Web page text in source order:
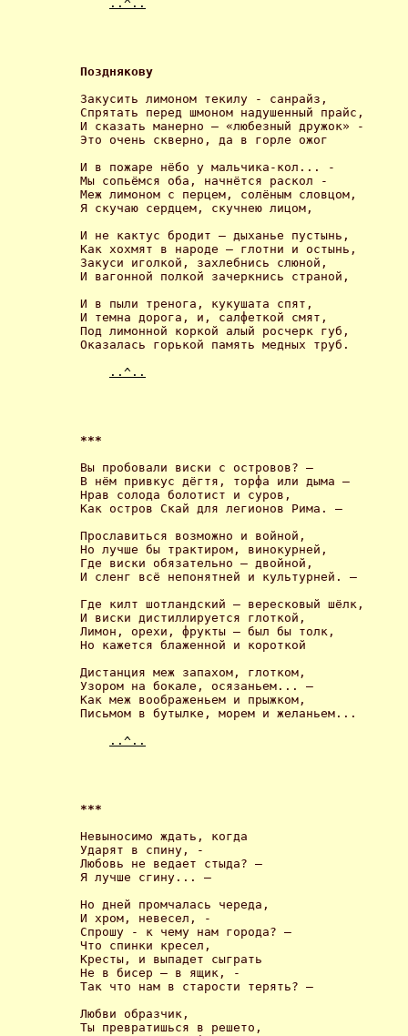
..^..
Позднякову
Закусить лимоном текилу - санрайз,
Спрятать перед шмоном надушенный прайс,
И сказать манерно – «любезный дружок» -
Это очень скверно, да в горле ожог
И в пожаре нёбо у мальчика-кол... -
Мы сопьёмся оба, начнётся раскол -
Меж лимоном с перцем, солёным словцом,
Я скучаю сердцем, скучнею лицом,
И не кактус бродит – дыханье пустынь,
Как хохмят в народе – глотни и остынь,
Закуси иголкой, захлебнись слюной,
И вагонной полкой зачеркнись страной,
И в пыли тренога, кукушата спят,
И темна дорога, и, салфеткой смят,
Под лимонной коркой алый росчерк губ,
Оказалась горькой память медных труб.
..^..
***
Вы пробовали виски с островов? –
В нём привкус дёгтя, торфа или дыма –
Нрав солода болотист и суров,
Как остров Скай для легионов Рима. –
Прославиться возможно и войной,
Но лучше бы трактиром, винокурней,
Где виски обязательно – двойной,
И сленг всё непонятней и культурней. –
Где килт шотландский – вересковый шёлк,
И виски дистиллируется глоткой,
Лимон, орехи, фрукты – был бы толк,
Но кажется блаженной и короткой
Дистанция меж запахом, глотком,
Узором на бокале, осязаньем... –
Как меж воображеньем и прыжком,
Письмом в бутылке, морем и желаньем...
..^..
***
Невыносимо ждать, когда
Ударят в спину, -
Любовь не ведает стыда? –
Я лучше сгину... –
Но дней промчалась череда,
И хром, невесел, -
Спрошу - к чему нам города? –
Что спинки кресел,
Кресты, и выпадет сыграть
Не в бисер – в ящик, -
Так что нам в старости терять? –
Любви образчик,
Ты превратишься в решето,